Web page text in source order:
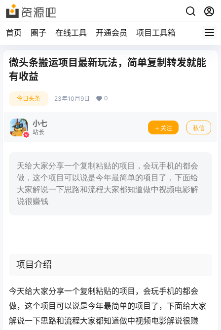
首页 圈子 在线工具 开通会员 项目工具箱
微头条搬运项目最新玩法，简单复制转发就能
有收益
今日头条 23年10月9日 0
小七
站长
关注 私信
天给大家分享一个复制粘贴的项目，会玩手机的都会
做，这个项目可以说是今年最简单的项目了，下面给
大家解说一下思路和流程大家都知道做中视频电影解
说很赚钱
项目介绍
今天给大家分享一个复制粘贴的项目，会玩手机的都会
做，这个项目可以说是今年最简单的项目了，下面给大家
解说一下思路和流程大家都知道做中视频电影解说很赚